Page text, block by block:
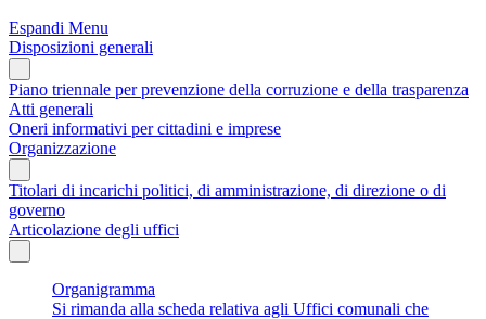
Espandi Menu
Disposizioni generali
Piano triennale per prevenzione della corruzione e della trasparenza
Atti generali
Oneri informativi per cittadini e imprese
Organizzazione
Titolari di incarichi politici, di amministrazione, di direzione o di
governo
Articolazione degli uffici
Organigramma
Si rimanda alla scheda relativa agli Uffici comunali che